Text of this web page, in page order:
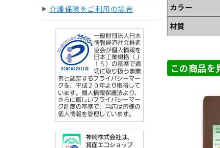
介護保険をご利用の場合
カラー
材質
この商品を